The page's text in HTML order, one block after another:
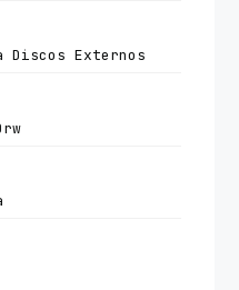
Discos Externos